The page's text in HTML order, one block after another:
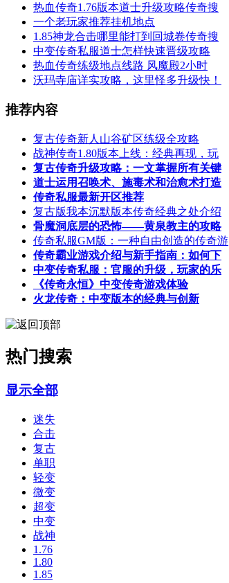
热血传奇1.76版本道士升级攻略传奇搜
一个老玩家推荐挂机地点
1.85神龙合击哪里能打到回城卷传奇搜
中变传奇私服道士怎样快速晋级攻略
热血传奇练级地点线路 风魔殿2小时
沃玛寺庙详实攻略，这里怪多升级快！
推荐内容
复古传奇新人山谷矿区练级全攻略
战神传奇1.80版本上线：经典再现，玩
复古传奇升级攻略：一文掌握所有关键
道士运用召唤术、施毒术和治愈术打造
传奇私服最新开区推荐
复古版我本沉默版本传奇经典之处介绍
骨魔洞底层的恐怖——黄泉教主的攻略
传奇私服GM版：一种自由创造的传奇游
传奇霸业游戏介绍与新手指南：如何下
中变传奇私服：官服的升级，玩家的乐
《传奇永恒》中变传奇游戏体验
火龙传奇：中变版本的经典与创新
热门搜索
显示全部
迷失
合击
复古
单职
轻变
微变
超变
中变
战神
1.76
1.80
1.85